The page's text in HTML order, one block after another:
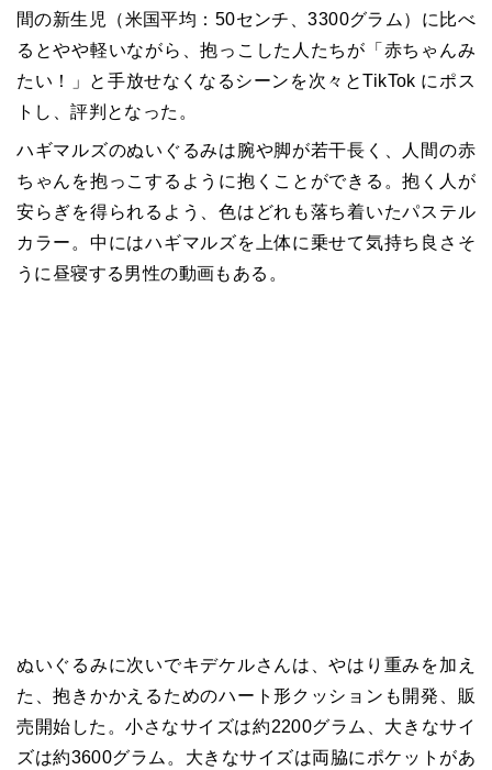
間の新生児（米国平均：50センチ、3300グラム）に比べ
るとやや軽いながら、抱っこした人たちが「赤ちゃんみ
たい！」と手放せなくなるシーンを次々とTikTok にポス
トし、評判となった。
ハギマルズのぬいぐるみは腕や脚が若干長く、人間の赤
ちゃんを抱っこするように抱くことができる。抱く人が
安らぎを得られるよう、色はどれも落ち着いたパステル
カラー。中にはハギマルズを上体に乗せて気持ち良さそ
うに昼寝する男性の動画もある。
ぬいぐるみに次いでキデケルさんは、やはり重みを加え
た、抱きかかえるためのハート形クッションも開発、販
売開始した。小さなサイズは約2200グラム、大きなサイ
ズは約3600グラム。大きなサイズは両脇にポケットがあ